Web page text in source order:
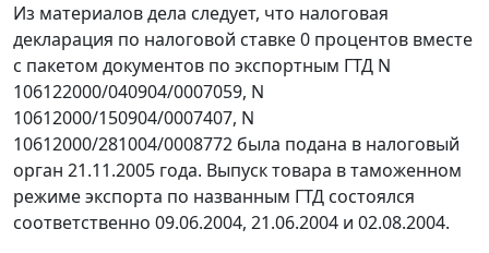
Из материалов дела следует, что налоговая
декларация по налоговой ставке 0 процентов вместе
с пакетом документов по экспортным ГТД N
106122000/040904/0007059, N
10612000/150904/0007407, N
10612000/281004/0008772 была подана в налоговый
орган 21.11.2005 года. Выпуск товара втаможенном
режиме экспорта по названным ГТД состоялся
соответственно 09.06.2004, 21.06.2004 и 02.08.2004.